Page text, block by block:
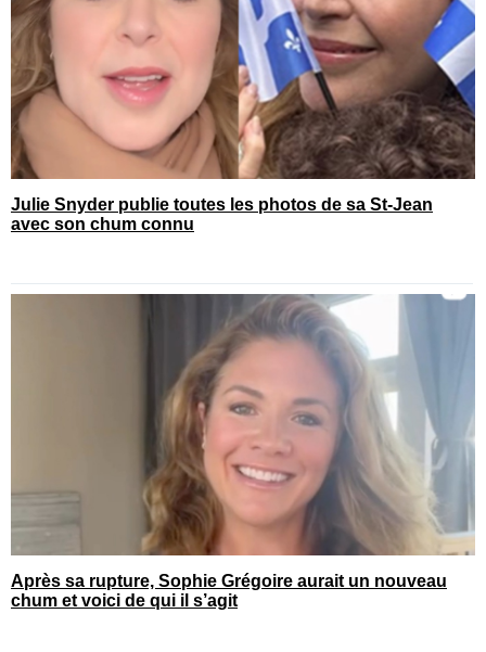
Julie Snyder publie toutes les photos de sa St-Jean
avec son chum connu
Après sa rupture, Sophie Grégoire aurait un nouveau
chum et voici de qui il s’agit